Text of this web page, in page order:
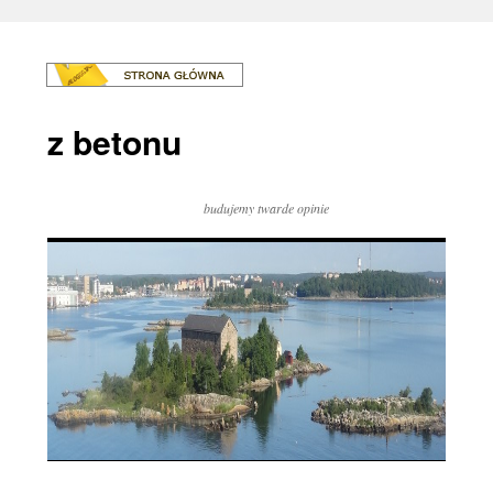
z betonu
budujemy twarde opinie